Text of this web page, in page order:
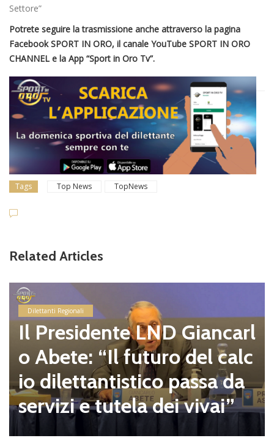
Settore”
Potrete seguire la trasmissione anche attraverso la pagina
Facebook SPORT IN ORO, il canale YouTube SPORT IN ORO
CHANNEL e la App “Sport in Oro Tv”.
Tags Top News TopNews
Related Articles
Dilettanti Regionali
Il Presidente LND Giancarl
o Abete: “Il futuro del calc
io dilettantistico passa da
servizi e tutela dei vivai”